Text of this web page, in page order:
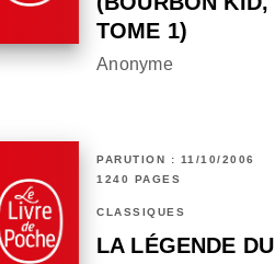
TOME 1)
Anonyme
PARUTION : 11/10/2006
1240 PAGES
CLASSIQUES
LA LÉGENDE DU